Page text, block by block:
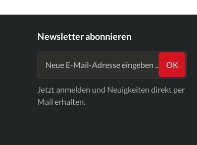
Newsletter abonnieren
OK
Jetzt anmelden und Neuigkeiten direkt per
Mail erhalten.